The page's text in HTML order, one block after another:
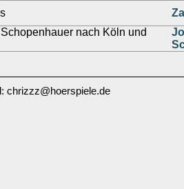
nach Köln und
chrizzz@hoerspiele.de